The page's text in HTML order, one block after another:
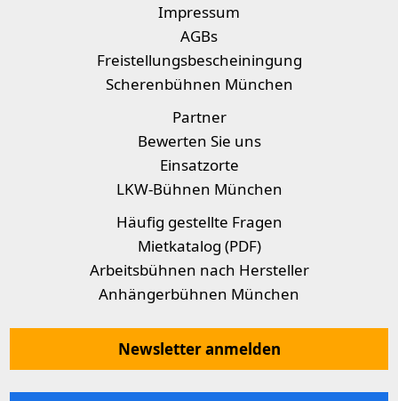
Impressum
AGBs
Freistellungsbescheiningung
Scherenbühnen München
Partner
Bewerten Sie uns
Einsatzorte
LKW-Bühnen München
Häufig gestellte Fragen
Mietkatalog (PDF)
Arbeitsbühnen nach Hersteller
Anhängerbühnen München
Newsletter anmelden